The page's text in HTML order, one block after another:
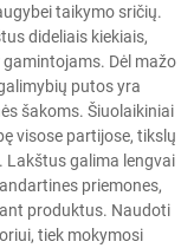
taikymo sričių.
dideliais kiekiais,
Dėl mažo
putos yra
šakoms. Šiuolaikiniai
visose partijose, tikslų
galima lengvai
priemones,
produktus. Naudoti
tiek mokymosi